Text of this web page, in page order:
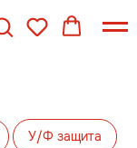
У/Ф защита